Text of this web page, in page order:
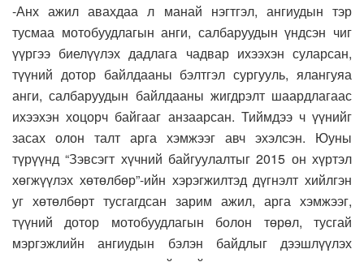
-Анх ажил авахдаа л манай нэгтгэл, ангиудын тэр
тусмаа мотобуудлагын анги, салбаруудын үндсэн чиг
үүргээ биелүүлэх дадлага чадвар ихээхэн суларсан,
түүний дотор байлдааны бэлтгэл сургууль, ялангуяа
анги, салбаруудын байлдааны жигдрэлт шаардлагаас
ихээхэн хоцорч байгааг анзаарсан. Тиймдээ ч үүнийг
засах олон талт арга хэмжээг авч эхэлсэн. Юуны
түрүүнд “Зэвсэгт хүчний байгуулалтыг 2015 он хүртэл
хөгжүүлэх хөтөлбөр”-ийн хэрэгжилтэд дүгнэлт хийлгэн
уг хөтөлбөрт тусгагдсан зарим ажил, арга хэмжээг,
түүний дотор мотобуудлагын болон төрөл, тусгай
мэргэжлийн ангиудын бэлэн байдлыг дээшлүүлэх